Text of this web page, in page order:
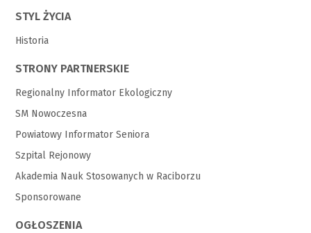
STYL ŻYCIA
Historia
STRONY PARTNERSKIE
Regionalny Informator Ekologiczny
SM Nowoczesna
Powiatowy Informator Seniora
Szpital Rejonowy
Akademia Nauk Stosowanych w Raciborzu
Sponsorowane
OGŁOSZENIA